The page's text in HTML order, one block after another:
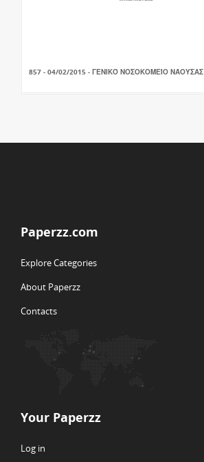
857 - 04/02/2015 - ΓΕΝΙΚΌ ΝΟΣΟΚΟΜΕΊΟ ΝΆΟΥΣΑΣ
Paperzz.com
Explore Categories
About Paperzz
Contacts
Your Paperzz
Log in